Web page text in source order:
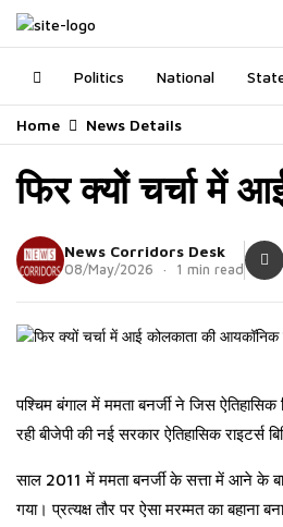
Politics National
Home News Details
फिर क्यों चर्चा में
News Corridors Desk
08/May/2026 · 1 min read
पश्चिम बंगाल में ममता बनर्जी ने जिस
रही बीजेपी की नई सरकार ऐतिहासिक राइटर्स
साल 2011 में ममता बनर्जी के सत्ता में आने के
गया। प्रत्यक्ष तौर पर ऐसा मरम्मत का बहाना